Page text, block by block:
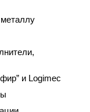
и Logimec